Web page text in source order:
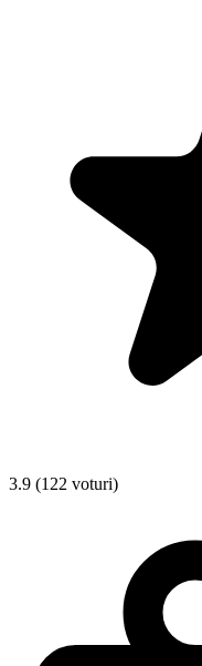
3.9 (122 voturi)